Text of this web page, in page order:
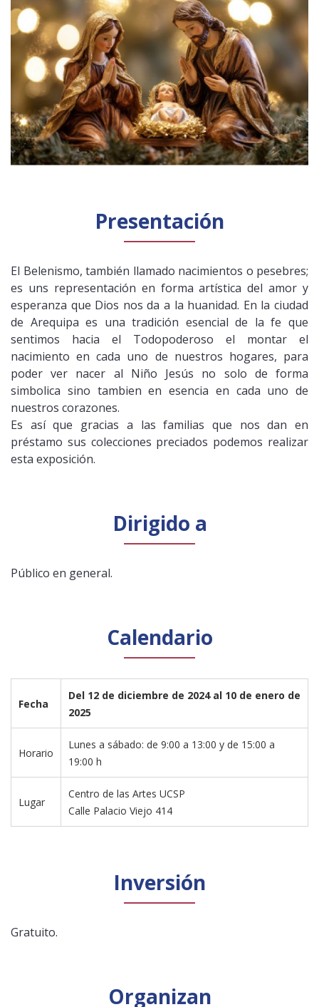
Presentación
El Belenismo, también llamado nacimientos o pesebres;
es uns representación en forma artística del amor y
esperanza que Dios nos da a la huanidad. En la ciudad
de Arequipa es una tradición esencial de la fe que
sentimos hacia el Todopoderoso el montar el
nacimiento en cada uno de nuestros hogares, para
poder ver nacer al Niño Jesús no solo de forma
simbolica sino tambien en esencia en cada uno de
nuestros corazones.
Es así que gracias a las familias que nos dan en
préstamo sus colecciones preciados podemos realizar
esta exposición.
Dirigido a
Público en general.
Calendario
Fecha
Del 12 de diciembre de 2024 al 10 de enero de
2025
Horario
Lunes a sábado: de 9:00 a 13:00 y de 15:00 a
19:00 h
Lugar
Centro de las Artes UCSP
Calle Palacio Viejo 414
Inversión
Gratuito.
Organizan